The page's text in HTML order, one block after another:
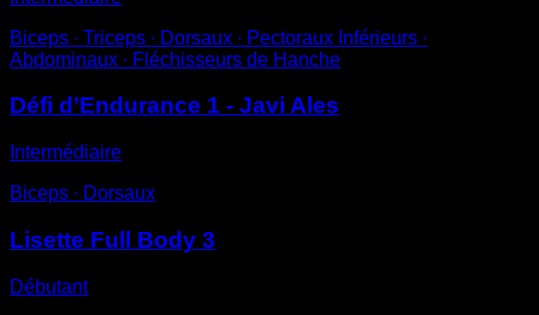
Biceps ∙ Triceps ∙ Dorsaux ∙ Pectoraux Inférieurs ∙
Abdominaux ∙ Fléchisseurs de Hanche
Défi d’Endurance 1 - Javi Ales
Intermédiaire
Biceps ∙ Dorsaux
Lisette Full Body 3
Débutant